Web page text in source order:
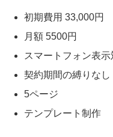
初期費用 33,000円
月額 5500円
スマートフォン表示
契約期間の縛りなし
5ページ
テンプレート制作